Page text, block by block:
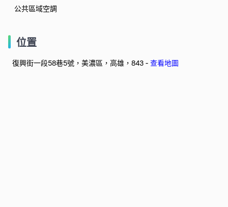
公共區域空調
位置
復興街一段58巷5號，美濃區，高雄，843 - 查看地圖